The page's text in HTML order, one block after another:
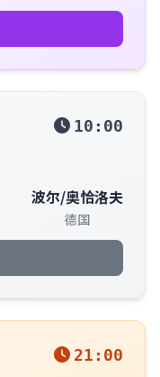
10:00
波尔/奥恰洛夫
德国
21:00